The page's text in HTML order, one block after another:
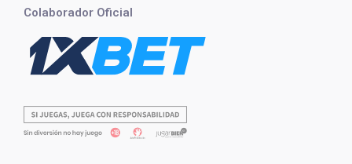
Colaborador Oficial